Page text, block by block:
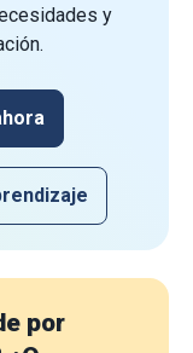
y
por